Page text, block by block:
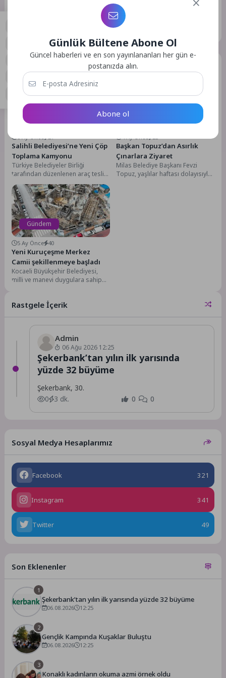
Salihli Belediyesi’ne Yeni Çöp
Toplama Kamyonu
Türkiye Belediyeler Birliği
tarafından düzenlenen araç teslim
törenine Salihli Belediye Başkanı
Mazlum Nurlu, Belediye Başkan...
Başkan Topuz’dan Asırlık
Çınarlara Ziyaret
Milas Belediye Başkanı Fevzi
Topuz, yaşlılar haftası dolayısıyla
Gündem
5 Ay Önce 40
Yeni Kuruçeşme Merkez
Camii şekillenmeye başladı
Kocaeli Büyükşehir Belediyesi,
milli ve manevi duygulara sahip
Rastgele İçerik
Admin
06 Ağu 2026 12:25
Şekerbank’tan yılın ilk yarısında
yüzde 32 büyüme
Şekerbank, 30.
0
3 dk. 0 0
Sosyal Medya Hesaplarımız
Facebook 321
Instagram 341
Twitter 49
Son Eklenenler
1
Şekerbank’tan yılın ilk yarısında yüzde 32 büyüme
06.08.2026 12:25
2
Gençlik Kampında Kuşaklar Buluştu
06.08.2026 12:25
3
Konaklı kadınların okuma azmi örnek oldu
Günlük Bültene Abone Ol
Güncel haberleri ve en son yayınlananları her gün e-
postanızda alın.
Abone ol